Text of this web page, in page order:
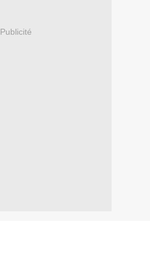
Publicité